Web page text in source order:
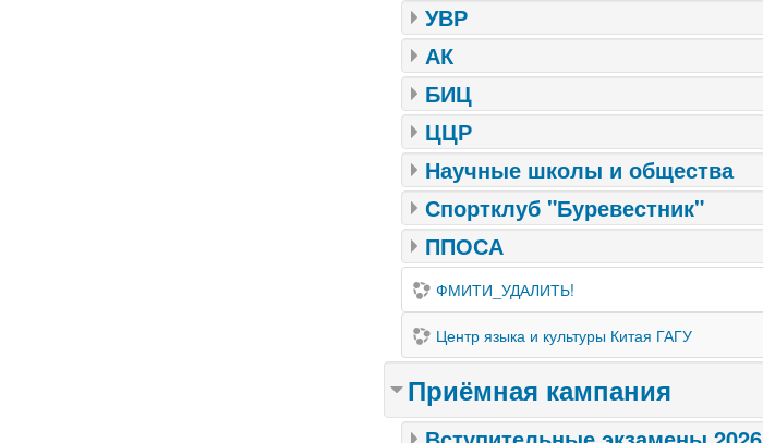
УВР
АК
БИЦ
ЦЦР
Научные школы и общества
Спортклуб "Буревестник"
ППОСА
ФМИТИ_УДАЛИТЬ!
Центр языка и культуры Китая ГАГУ
Приёмная кампания